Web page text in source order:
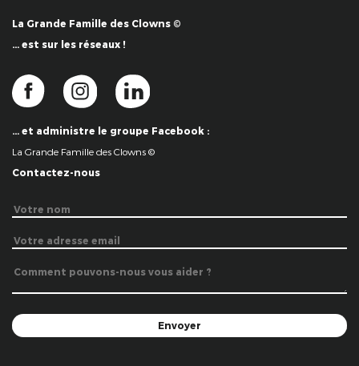
La Grande Famille des Clowns ©
… est sur les réseaux !
… et administre le groupe Facebook :
La Grande Famille des Clowns ©
Contactez-nous